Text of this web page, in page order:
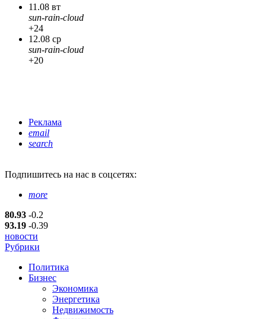
11.08 вт
sun-rain-cloud
+24
12.08 ср
sun-rain-cloud
+20
Реклама
email
search
Подпишитесь на нас в соцсетях:
more
80.93 -0.2
93.19 -0.39
новости
Рубрики
Политика
Бизнес
Экономика
Энергетика
Недвижимость